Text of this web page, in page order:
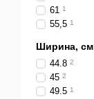
61 1
55,5 1
Ширина, см
44.8 2
45 2
49.5 1